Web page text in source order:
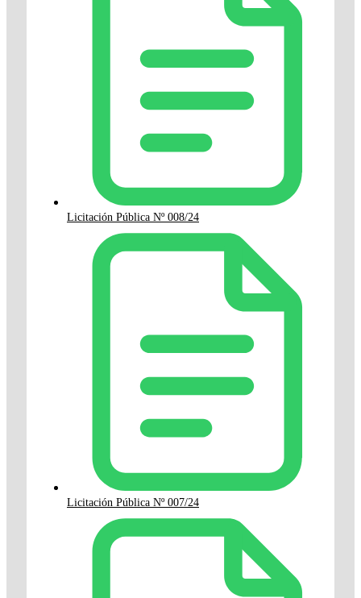
Licitación Pública Nº 008/24
Licitación Pública Nº 007/24